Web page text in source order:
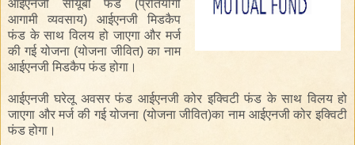
आईएनजी सीयूबीफंड (प्रतियोगी
आगामी
व्यवसाय) आईएनजी
मिडकैप
फंड के साथ विलय हो जाएगा और मर्ज
की गई योजना (योजना जीवित) कानाम
आईएनजी मिडकैप फंड होगा ।
आईएनजी घरेलू अवसर फंड आईएनजी कोर इक्विटी फंड के साथ विलय हो
जाएगा और मर्ज की गईयोजना (योजना जीवित)कानाम आईएनजी कोर इक्विटी
फंड होगा ।